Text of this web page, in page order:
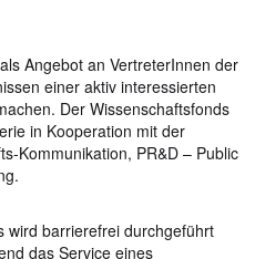
Angebot an VertreterInnen der
einer aktiv interessierten
Der Wissenschaftsfonds
in Kooperation mit der
Kommunikation, PR&D – Public
wird barrierefrei durchgeführt
das Service eines